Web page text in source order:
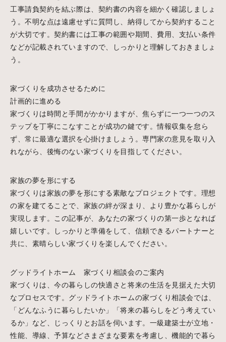
工事請負契約を結ぶ際は、契約書の内容を細かく確認しましょ
う。不明な点は遠慮せずに質問し、納得してから契約すること
が大切です。契約書には工事の範囲や期間、費用、支払い条件
などが記載されていますので、しっかりと理解しておきましょ
う。
家づくりを成功させるために
計画的に進める
家づくりは時間と手間がかかりますが、焦らずに一つ一つのス
テップを丁寧にこなすことが成功の鍵です。情報収集を怠ら
ず、常に最適な選択を心掛けましょう。専門家の意見を取り入
れながら、後悔のない家づくりを目指してください。
家族の夢を形にする
家づくりは家族の夢を形にする素敵なプロジェクトです。理想
の家を建てることで、家族の絆が深まり、より豊かな暮らしが
実現します。この記事が、あなたの家づくりの第一歩となれば
嬉しいです。しっかりと準備をして、信頼できるパートナーと
共に、素晴らしい家づくりを楽しんでください。
グッドライトホーム 家づくり相談会のご案内
家づくりは、今の暮らしの快適さと将来の生活を見据えた大切
なプロセスです。グッドライトホームの家づくり相談会では、
「どんなふうに暮らしたいか」「将来の暮らしをどう考えてい
るか」など、じっくりとお話を伺います。一級建築士が立地・
性能、導線、予算などさまざまな要素を考慮し、機能的で暮ら